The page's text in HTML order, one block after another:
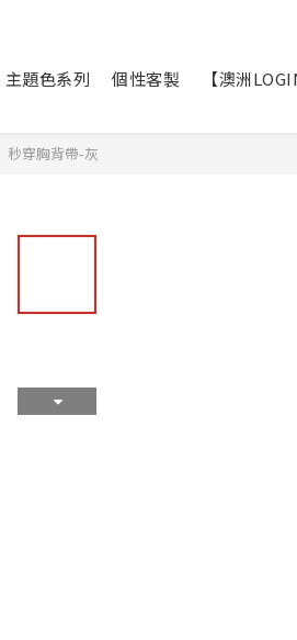
主題色系列 個性客製 【澳洲
秒穿胸背帶-灰